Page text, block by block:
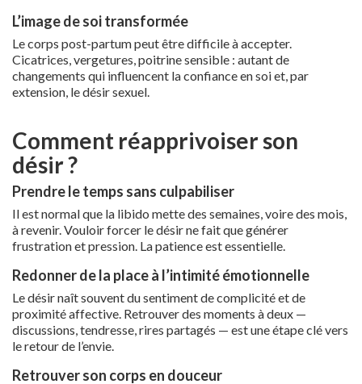
L’image de soi transformée
Le corps post-partum peut être difficile à accepter.
Cicatrices, vergetures, poitrine sensible : autant de
changements qui influencent la confiance en soi et, par
extension, le désir sexuel.
Comment réapprivoiser son
désir ?
Prendre le temps sans culpabiliser
Il est normal que la libido mette des semaines, voire des mois,
à revenir. Vouloir forcer le désir ne fait que générer
frustration et pression. La patience est essentielle.
Redonner de la place à l’intimité émotionnelle
Le désir naît souvent du sentiment de complicité et de
proximité affective. Retrouver des moments à deux —
discussions, tendresse, rires partagés — est une étape clé vers
le retour de l’envie.
Retrouver son corps en douceur